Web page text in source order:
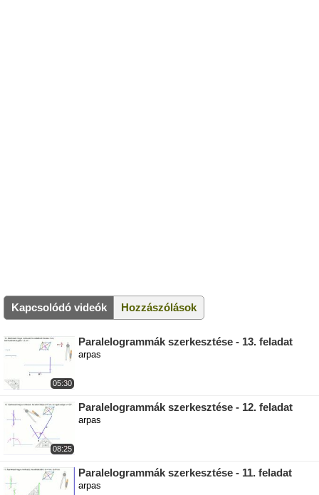
Kapcsolódó videók Hozzászólások
05:30
Paralelogrammák szerkesztése - 13. feladat
arpas
08:25
Paralelogrammák szerkesztése - 12. feladat
arpas
Paralelogrammák szerkesztése - 11. feladat
arpas